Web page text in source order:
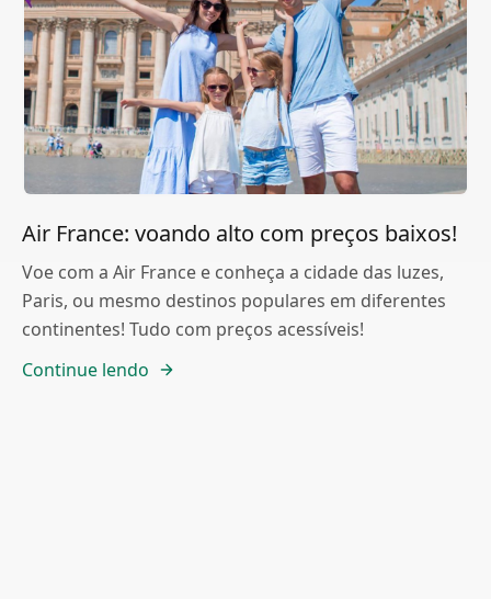
Air France: voando alto com preços baixos!
Voe com a Air France e conheça a cidade das luzes,
Paris, ou mesmo destinos populares em diferentes
continentes! Tudo com preços acessíveis!
Continue lendo